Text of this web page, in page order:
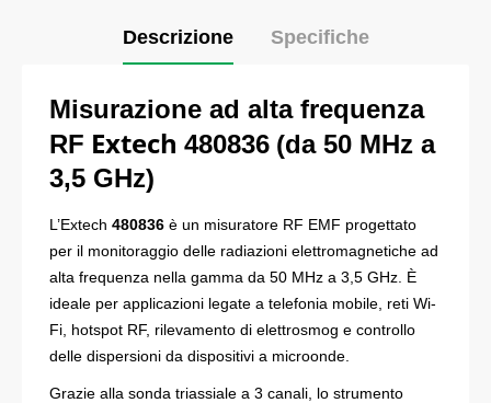
Descrizione Specifiche
Misurazione ad alta frequenza
RF Extech 480836 (da 50 MHz a
3,5 GHz)
L’Extech 480836 è un misuratore RF EMF progettato
per il monitoraggio delle radiazioni elettromagnetiche ad
alta frequenza nella gamma da 50 MHz a 3,5 GHz. È
ideale per applicazioni legate a telefonia mobile, reti Wi-
Fi, hotspot RF, rilevamento di elettrosmog e controllo
delle dispersioni da dispositivi a microonde.
Grazie alla sonda triassiale a 3 canali, lo strumento